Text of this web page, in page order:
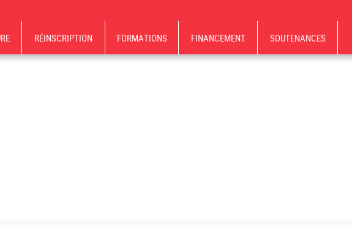
RÉINSCRIPTION FORMATIONS FINANCEMENT SOUTENANCES